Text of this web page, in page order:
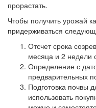
прорастать.
Чтобы получить урожай
придерживаться
Отсчет срока
месяца и 2 недели
Определение с
предварительных
Подготовка почвы
использовать